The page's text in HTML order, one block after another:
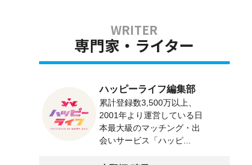
専門家・ライター
ハッピーライフ編集部
累計登録数3,500万以上、
2001年より運営している日
本最大級のマッチング・出
会いサービス「ハッピ...